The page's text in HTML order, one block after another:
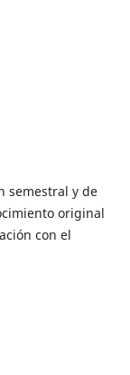
semestral y de
original
con el